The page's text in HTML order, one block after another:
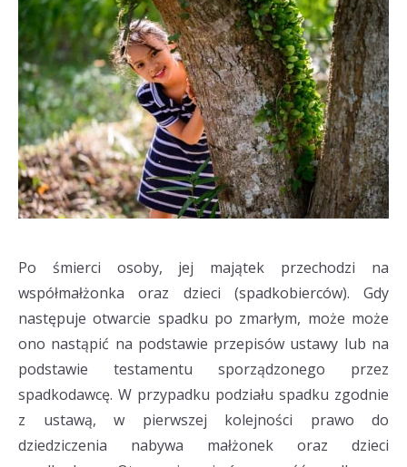
Po śmierci osoby, jej majątek przechodzi na
współmałżonka oraz dzieci (spadkobierców). Gdy
następuje otwarcie spadku po zmarłym, może może
ono nastąpić na podstawie przepisów ustawy lub na
podstawie testamentu sporządzonego przez
spadkodawcę. W przypadku podziału spadku zgodnie
z ustawą, w pierwszej kolejności prawo do
dziedziczenia nabywa małżonek oraz dzieci